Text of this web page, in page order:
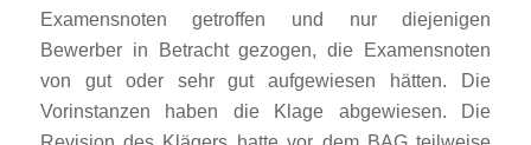
Examensnoten getroffen und nur diejenigen
Bewerber in Betracht gezogen, die Examensnoten
von gut oder sehr gut aufgewiesen hätten. Die
Vorinstanzen haben die Klage abgewiesen. Die